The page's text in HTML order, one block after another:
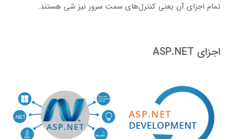
تمام اجزای آن یعنی کنترل‌های سمت سرور نیز شی هستند.
اجزای ASP.NET